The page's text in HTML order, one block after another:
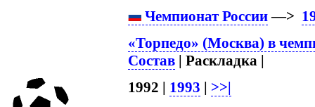
Чемпионат России—>
«Торпедо» (Москва) в
Состав | Раскладка |
1992 | 1993 | >>|